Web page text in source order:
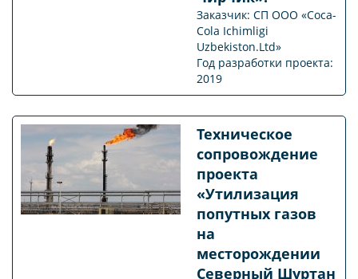
Заказчик: СП ООО «Coca-
Cola Ichimligi
Uzbekiston.Ltd»
Год разработки проекта:
2019
Техническое
сопровождение
проекта
«Утилизация
попутных газов
на
месторождении
Северный Шуртан